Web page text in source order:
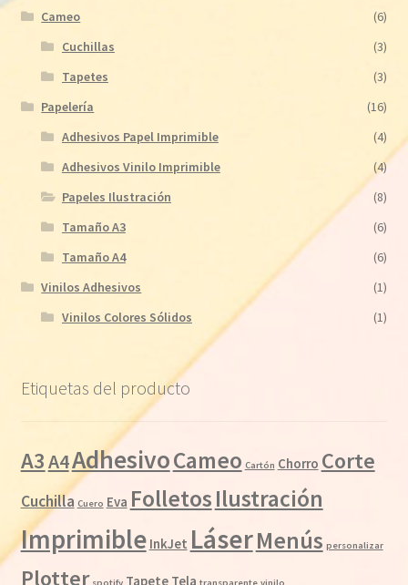
Cameo
(6)
Cuchillas
(3)
Tapetes
(3)
Papelería
(16)
Adhesivos Papel Imprimible
(4)
Adhesivos Vinilo Imprimible
(4)
Papeles Ilustración
(8)
Tamaño A3
(6)
Tamaño A4
(6)
Vinilos Adhesivos
(1)
Vinilos Colores Sólidos
(1)
Etiquetas del producto
A3A4AdhesivoCameo Cartón Chorro Corte
Cuchilla Cuero Eva FolletosIlustración
Imprimible InkJet LáserMenús personalizar
Plotter spotify Tapete Tela transparente vinilo